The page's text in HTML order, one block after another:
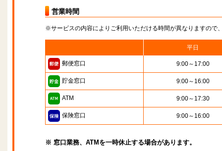
営業時間
※サービスの内容によりご利用いただける時間が異なりますので
平日
郵便窓口 9:00～17:00
貯金窓口 9:00～16:00
ATM 9:00～17:30
保険窓口 9:00～16:00
※ 窓口業務、ATMを一時休止する場合があります。